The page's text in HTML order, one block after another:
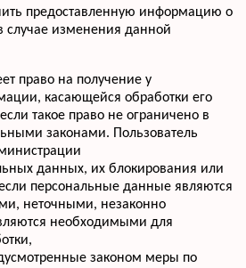
предоставленную информацию о
случае изменения данной
право на получение у
касающейся обработки его
такое право не ограничено в
законами. Пользователь
данных, их блокирования или
персональные данные являются
неточными, незаконно
необходимыми для
законом меры по